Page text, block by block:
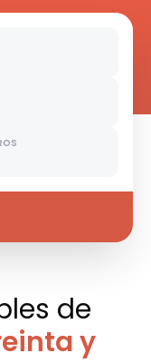
de
y